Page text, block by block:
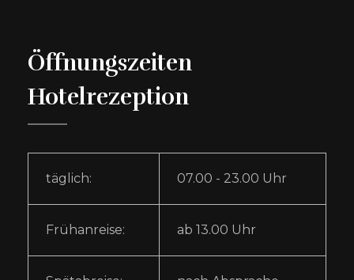
Öffnungszeiten
Hotelrezeption
täglich: 07.00 - 23.00 Uhr
Frühanreise: ab 13.00 Uhr